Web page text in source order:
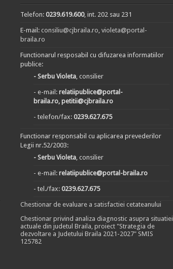
Telefon:0239.619.600, int. 202 sau 231
E-mail:consiliu@cjbraila.ro,violeta@portal-
braila.ro
Functionarul resposabil cu difuzarea informatiilor
publice:
- Serbu Violeta, consilier
- e-mail:relatiipublice@portal-
braila.ro, petitii@cjbraila.ro
- telefon/fax:0239.627.675
Functionar responsabil cu aplicarea prevederilor
Legii nr.52/2003:
- Serbu Violeta, consilier
- e-mail:relatiipublice@portal-braila.ro
- tel./fax:0239.627.675
Chestionar de evaluare a satisfactiei cetateanului
Chestionar privind analiza diagnostic asupra situatiei
actuale din judetul Braila, proiect "Strategia de
dezvoltare a Judetului Braila 2021-2027" SMIS
125782